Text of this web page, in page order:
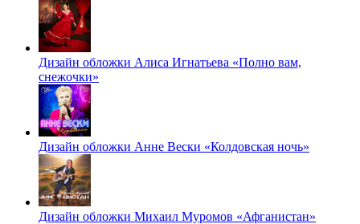
Дизайн обложки Алиса Игнатьева «Полно вам,
снежочки»
Дизайн обложки Анне Вески «Колдовская ночь»
Дизайн обложки Михаил Муромов «Афганистан»